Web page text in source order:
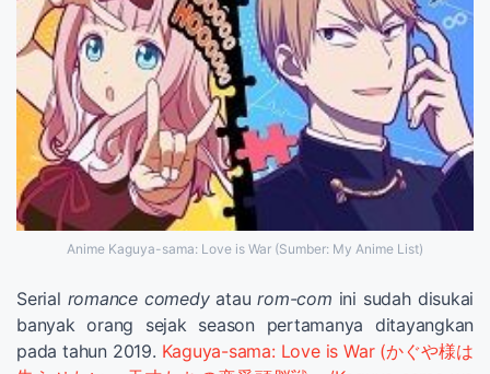
Anime Kaguya-sama: Love is War (Sumber: My Anime List)
Serial romance comedyataurom-com ini sudah disukai
banyak orang sejak season pertamanya ditayangkan
pada tahun 2019. Kaguya-sama: Love is War (かぐや様は